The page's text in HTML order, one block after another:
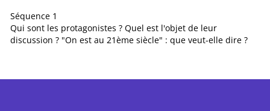
Séquence 1
Qui sont les protagonistes ? Quel est l'objet de leur
discussion ? "On est au 21ème siècle" : que veut-elle dire ?